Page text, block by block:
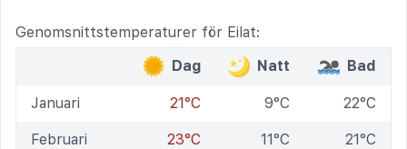
Genomsnittstemperaturer för Eilat:
Dag
Natt Bad
Januari 21°C 9°C 22°C
Februari 23°C 11°C 21°C